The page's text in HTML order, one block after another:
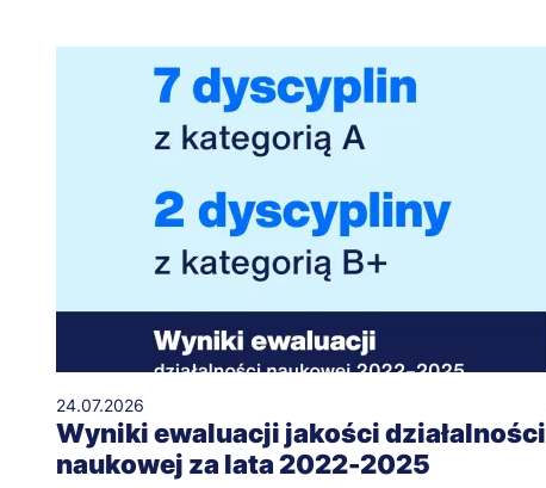
24.07.2026
Wyniki ewaluacji jakości działalności
naukowej za lata 2022-2025